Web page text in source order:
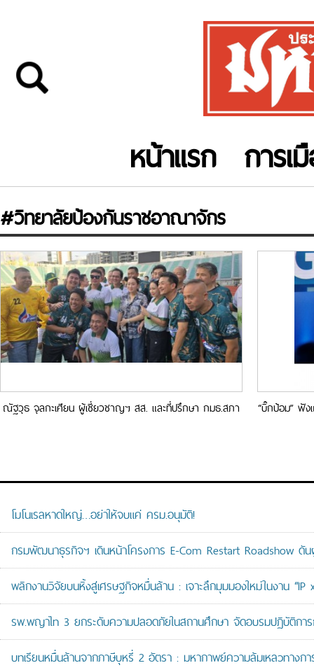
หน้าแรก การเ
#วิทยาลัยป้องกันราชอาณาจักร
ณัฐวุธ จุลกะเศียน ผู้เชี่ยวชาญฯ สส. และที่ปรึกษา กมธ.สภา
“บิ๊กป้อม” ฟั
โมโนเรลหาดใหญ่…อย่าให้จบแค่ ครม.อนุมัติ!
กรมพัฒนาธุรกิจฯ เดินหน้าโครงการ E-Com Restart Roadshow ดั
พลิกงานวิจัยบนหิ้งสู่เศรษฐกิจหมื่นล้าน : เจาะลึกมุมมองใหม่ในงาน “IP
รพ.พญาไท 3 ยกระดับความปลอดภัยในสถานศึกษา จัดอบรมปฏิบัติกา
บทเรียนหมื่นล้านจากภาษีบุหรี่ 2 อัตรา : มหากาพย์ความล้มเหลวทางก